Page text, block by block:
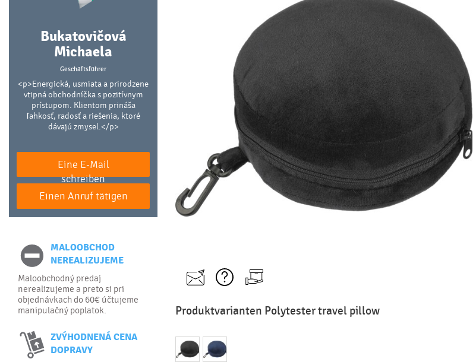
Bukatovičová
Michaela
Geschäftsführer
<p>Energická, usmiata a prirodzene
vtipná obchodníčka s pozitívnym
prístupom. Klientom prináša
ľahkosť, radosť a riešenia, ktoré
dávajú zmysel.</p>
Eine E-Mail
schreiben
Einen Anruf tätigen
MALOOBCHOD
NEREALIZUJEME
Maloobchodný predaj
nerealizujeme a preto si pri
objednávkach do 60€ účtujeme
manipulačný poplatok.
ZVÝHODNENÁ CENA
DOPRAVY
Produktvarianten Polytester travel pillow